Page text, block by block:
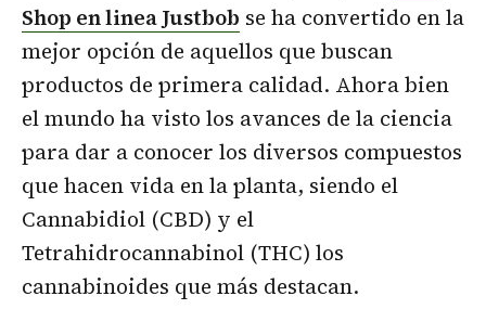
Shop en linea Justbob se ha convertido en la
mejor opción de aquellos que buscan
productos de primera calidad. Ahora bien
el mundo ha visto los avances de la ciencia
para dar a conocer los diversos compuestos
que hacen vida en la planta, siendo el
Cannabidiol (CBD) y el
Tetrahidrocannabinol (THC) los
cannabinoides que más destacan.